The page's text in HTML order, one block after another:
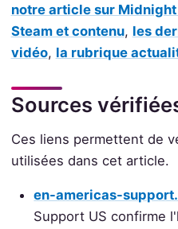
notre article sur
Steam et contenu, les
vidéo, la rubrique
Sources
Ces liens permettent de
utilisées dans cet article.
en-americas-
Support US confirme